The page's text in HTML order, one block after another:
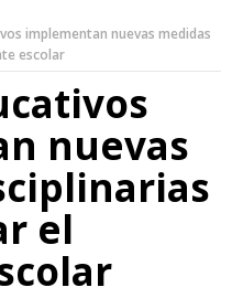
implementan nuevas medidas
escolar
nuevas
el